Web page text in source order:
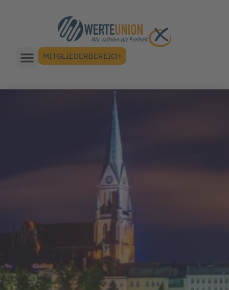
MITGLIEDERBEREICH